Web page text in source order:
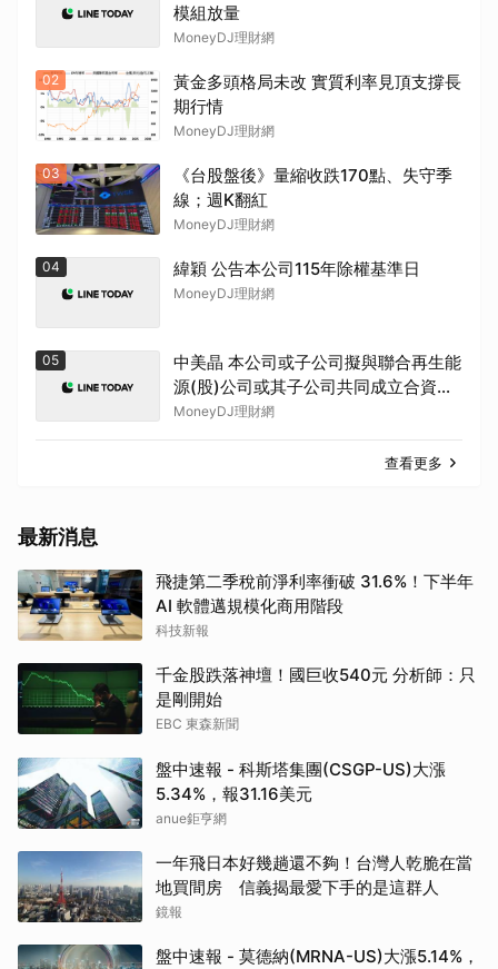
模組放量
MoneyDJ理財網
02
黃金多頭格局未改 實質利率見頂支撐長
期行情
MoneyDJ理財網
03
《台股盤後》量縮收跌170點、失守季
線；週K翻紅
MoneyDJ理財網
04 緯穎 公告本公司115年除權基準日
MoneyDJ理財網
05
中美晶 本公司或子公司擬與聯合再生能
源(股)公司或其子公司共同成立合資公
司案之投資架構調整(補充115/7/21公
MoneyDJ理財網
查看更多
最新消息
飛捷第二季稅前淨利率衝破 31.6%！下半年
AI 軟體邁規模化商用階段
科技新報
千金股跌落神壇！國巨收540元 分析師：只
是剛開始
EBC 東森新聞
盤中速報 - 科斯塔集團(CSGP-US)大漲
5.34%，報31.16美元
anue鉅亨網
一年飛日本好幾趟還不夠！台灣人乾脆在當
地買間房 信義揭最愛下手的是這群人
鏡報
盤中速報 - 莫德納(MRNA-US)大漲5.14%，
取消